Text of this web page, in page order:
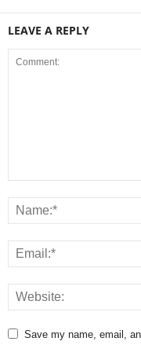
LEAVE A REPLY
Save my name, email,